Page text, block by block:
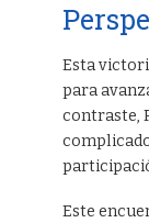
Esta
para
contraste,
Este